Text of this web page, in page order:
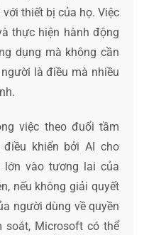
thiết bị của họ. Việc
thực hiện hành động
dụng mà không cần
là điều mà nhiều
việc theo đuổi tầm
khiển bởi AI cho
vào tương lai của
nếu không giải quyết
người dùng về quyền
soát, Microsoft có thể